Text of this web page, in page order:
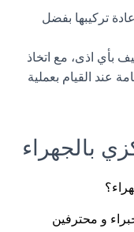
تركيبها بفضل
بأي اذى، مع اتخاذ
عند القيام بعملية
بالجهراء
و محترفين